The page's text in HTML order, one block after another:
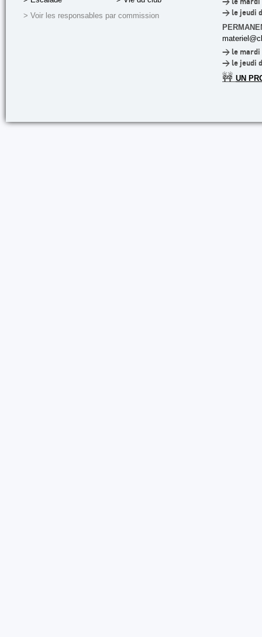
> Voir les responsables par commission
> le mardi
> le jeudi
> le mardi
> le jeudi
🚧 UN